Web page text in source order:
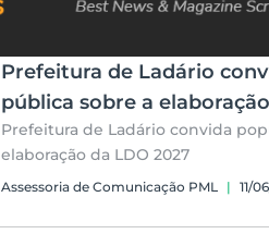
Prefeitura de Ladário
pública sobre a
Prefeitura de Ladário convida
elaboração da LDO 2027
Assessoria de Comunicação PML | 11/